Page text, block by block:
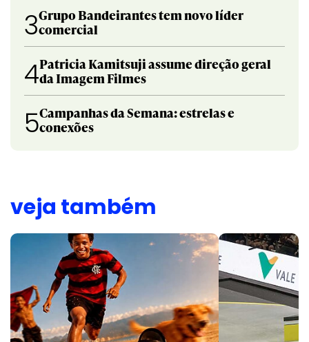
3Grupo Bandeirantes tem novo líder
comercial
4Patricia Kamitsuji assume direção geral
da Imagem Filmes
5Campanhas da Semana: estrelas e
conexões
veja também